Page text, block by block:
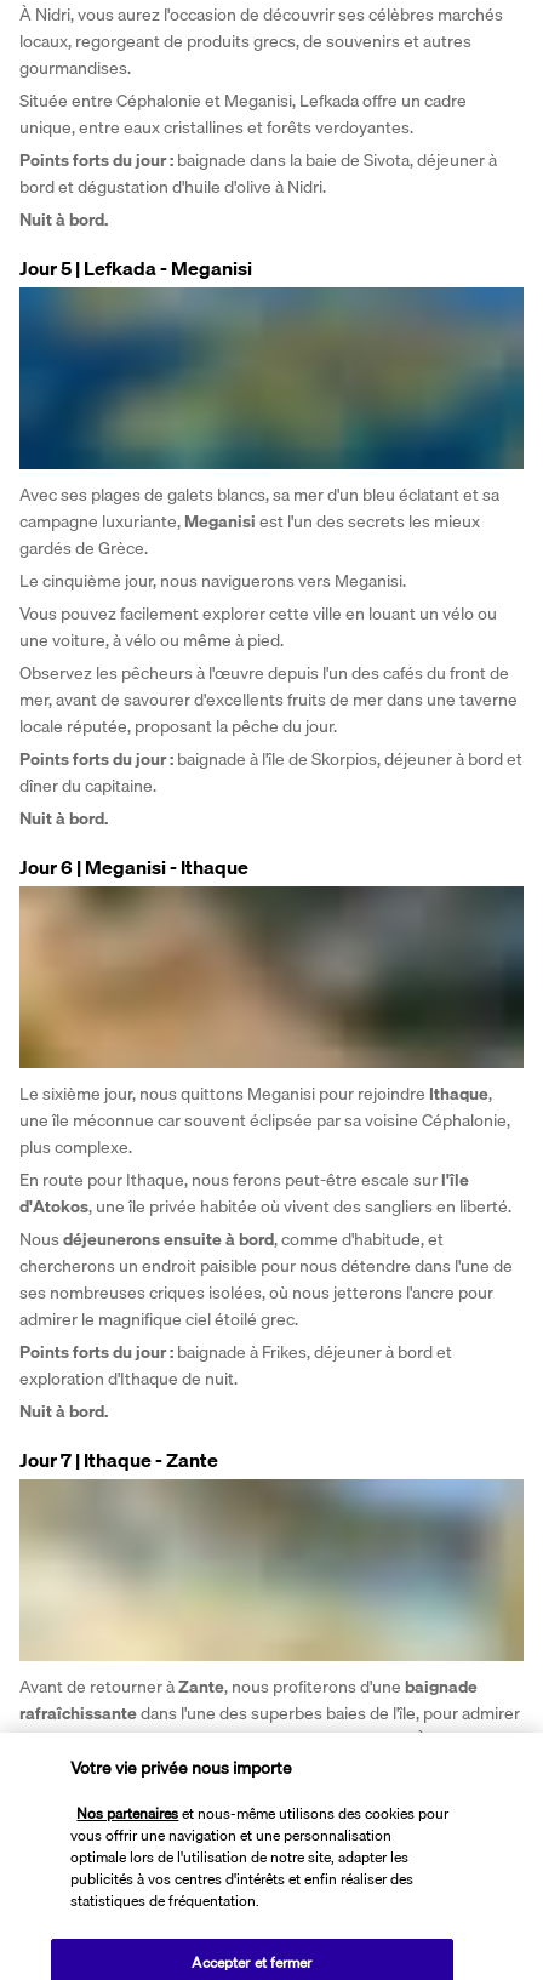
À Nidri, vous aurez l'occasion de découvrir ses célèbres marchés
locaux, regorgeant de produits grecs, de souvenirs et autres
gourmandises.
Située entre Céphalonie et Meganisi, Lefkada offre un cadre
unique, entre eaux cristallines et forêts verdoyantes.
Points forts du jour : baignade dans la baie de Sivota, déjeuner à
bord et dégustation d'huile d'olive à Nidri.
Nuit à bord.
Jour 5 | Lefkada - Meganisi
Avec ses plages de galets blancs, sa mer d'un bleu éclatant et sa
campagne luxuriante, Meganisi est l'un des secrets les mieux
gardés de Grèce.
Le cinquième jour, nous naviguerons vers Meganisi.
Vous pouvez facilement explorer cette ville en louant un vélo ou
une voiture, à vélo ou même à pied.
Observez les pêcheurs à l'œuvre depuis l'un des cafés du front de
mer, avant de savourer d'excellents fruits de mer dans une taverne
locale réputée, proposant la pêche du jour.
Points forts du jour : baignade à l'île de Skorpios, déjeuner à bord et
dîner du capitaine.
Nuit à bord.
Jour 6 | Meganisi - Ithaque
Le sixième jour, nous quittons Meganisi pour rejoindre Ithaque,
une île méconnue car souvent éclipsée par sa voisine Céphalonie,
plus complexe.
En route pour Ithaque, nous ferons peut-être escale sur l'île
d'Atokos, une île privée habitée où vivent des sangliers en liberté.
Nous déjeunerons ensuite à bord, comme d'habitude, et
chercherons un endroit paisible pour nous détendre dans l'une de
ses nombreuses criques isolées, où nous jetterons l'ancre pour
admirer le magnifique ciel étoilé grec.
Points forts du jour : baignade à Frikes, déjeuner à bord et
exploration d'Ithaque de nuit.
Nuit à bord.
Jour 7 | Ithaque - Zante
Avant de retourner à Zante, nous profiterons d'une baignade
rafraîchissante dans l'une des superbes baies de l'île, pour admirer
les eaux cristallines et le paysage à couper le souffle. À bord, nous
savourerons un délicieux déjeuner tout en profitant des dernières
En soirée, nous accosterons à la marina de la vieille ville de Zante,
où nous nous retrouverons pour un
Une façon idéale de célébrer et de dire au revoir à un voyage
incroyable.
Points forts du jour : baignade à l'île d'Atokos, déjeuner à bord,
dîner du capitaine et exploration de Zante de nuit.
Votre vie privée nous importe
Nos partenaireset nous-même utilisons des cookies pour
vous offrir une navigation et une personnalisation
optimale lors de l'utilisation de notre site, adapter les
publicités à vos centres d'intérêts et enfin réaliser des
statistiques de fréquentation.
Accepter et fermer